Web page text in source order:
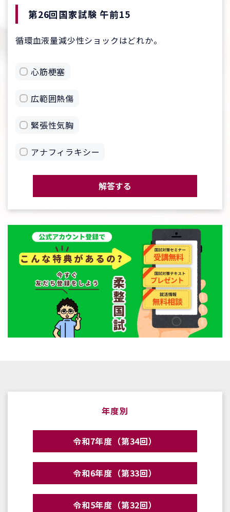
第26回国家試験 午前15
循環血液量減少性ショックはどれか。
心筋梗塞
広範囲熱傷
緊張性気胸
アナフィラキシー
解答する
年度別
令和7年度（第34回）
令和6年度（第33回）
令和5年度（第32回）